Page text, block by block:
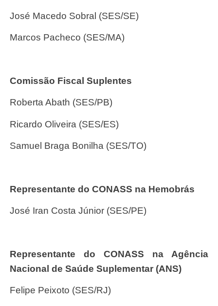
José Macedo Sobral (SES/SE)
Marcos Pacheco (SES/MA)
Comissão Fiscal Suplentes
Roberta Abath (SES/PB)
Ricardo Oliveira (SES/ES)
Samuel Braga Bonilha (SES/TO)
Representante do CONASS na Hemobrás
José Iran Costa Júnior (SES/PE)
Representante do CONASS na Agência
Nacional de Saúde Suplementar (ANS)
Felipe Peixoto (SES/RJ)